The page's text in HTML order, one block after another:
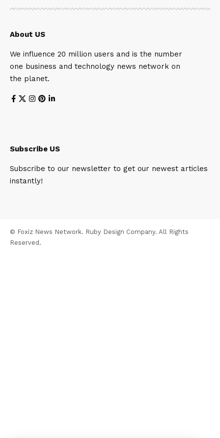
About US
We influence 20 million users and is the number
one business and technology news network on
the planet.
Subscribe US
Subscribe to our newsletter to get our newest articles
instantly!
© Foxiz News Network. Ruby Design Company. All Rights
Reserved.